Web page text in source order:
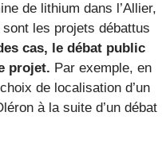
de lithium dans l’Allier,
les projets débattus
cas, le débat public
projet. Par exemple, en
de localisation d’un
à la suite d’un débat